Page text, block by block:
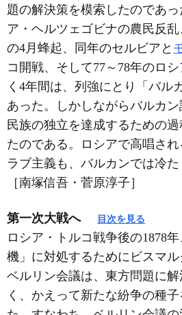
題の解決策を模索したのであ
ア・ヘルツェゴビナの農民反
の4月蜂起、同年のセルビアと
コ開戦、そして77～78年のロ
く4年間は、列強にとり「バル
あった。しかしながらバルカン
民族の独立を達成するための
たのである。ロシアで高唱さ
ラブ主義も、バルカンでは冷た
［南塚信吾・菅原淳子］
第一次大戦へ 目次を見る
ロシア・トルコ戦争後の1878
機」に対処するためにビスマ
ベルリン会議は、東方問題に
く、かえって新たな紛争の種